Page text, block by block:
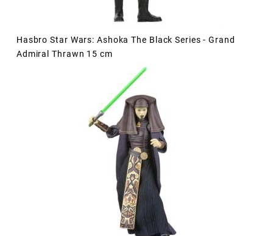
Hasbro Star Wars: Ashoka The Black Series - Grand
Admiral Thrawn 15 cm